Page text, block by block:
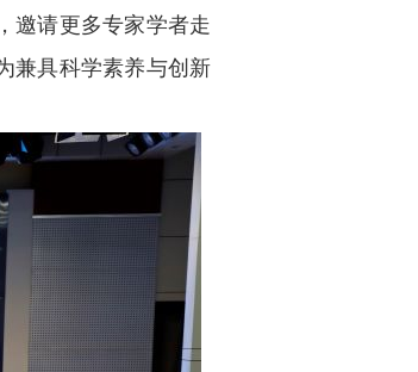
邀请更多专家学者走
兼具科学素养与创新